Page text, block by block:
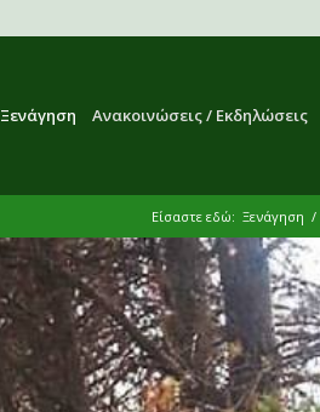
Ξενάγηση Ανακοινώσεις / Εκδηλώσεις
Είσαστε εδώ: Ξενάγηση /